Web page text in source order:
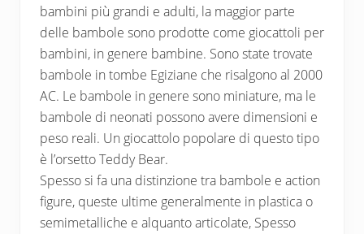
bambini più grandi e adulti, la maggior parte
delle bambole sono prodotte come giocattoli per
bambini, in genere bambine. Sono state trovate
bambole in tombe Egiziane che risalgono al 2000
AC. Le bambole in genere sono miniature, ma le
bambole di neonati possono avere dimensioni e
peso reali. Un giocattolo popolare di questo tipo
è l’orsetto Teddy Bear.
Spesso si fa una distinzione tra bambole e action
figure, queste ultime generalmente in plastica o
semimetalliche e alquanto articolate, Spesso